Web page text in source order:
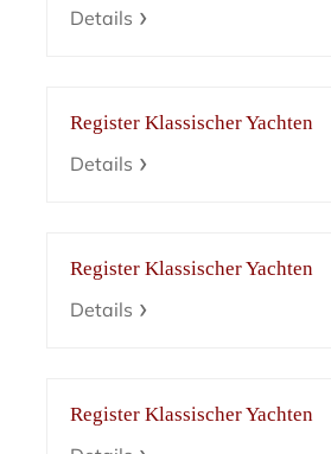
Details
Register Klassischer Yachten
Details
Register Klassischer Yachten
Details
Register Klassischer Yachten